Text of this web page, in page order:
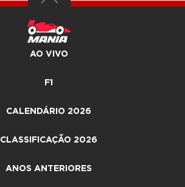
AO VIVO
F1
CALENDÁRIO 2026
CLASSIFICAÇÃO 2026
ANOS ANTERIORES